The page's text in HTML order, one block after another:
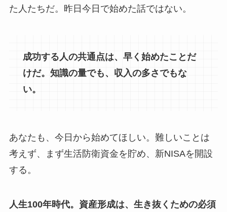
た人たちだ。昨日今日で始めた話ではない。
成功する人の共通点は、早く始めたことだ
けだ。知識の量でも、収入の多さでもな
い。
あなたも、今日から始めてほしい。難しいことは
考えず、まず生活防衛資金を貯め、新NISAを開設
する。
人生100年時代。資産形成は、生き抜くための必須